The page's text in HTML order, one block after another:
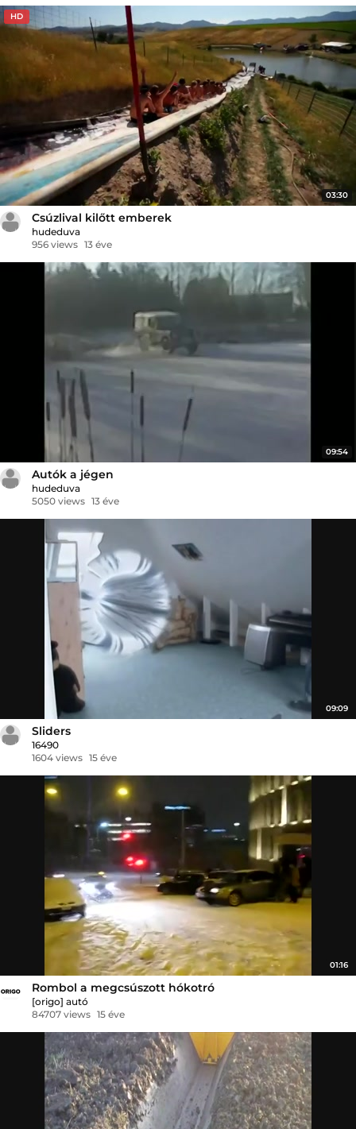
HD
03:30
Csúzlival kilőtt emberek
hudeduva
956 views 13 éve
09:54
Autók a jégen
hudeduva
5050 views 13 éve
09:09
Sliders
16490
1604 views 15 éve
01:16
Rombol a megcsúszott hókotró
[origo] autó
84707 views 15 éve